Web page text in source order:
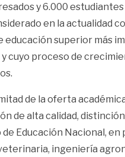
y 6.000
en la actualidad
educación superior más
y cuyo proceso de
de la oferta
de alta calidad,
Educación Nacional, en
ingeniería